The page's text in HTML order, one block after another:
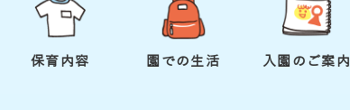
保育内容 園での生活 入園のご案内